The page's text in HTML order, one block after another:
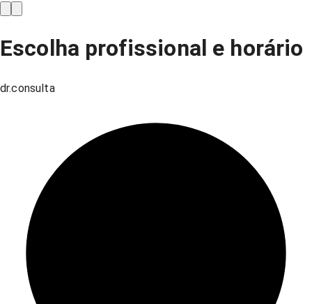
Escolha profissional e horário
dr.consulta